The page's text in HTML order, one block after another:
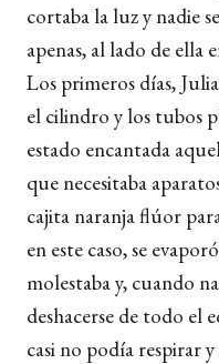
cortaba la luz y nadie
apenas, al lado de ella
Los primeros días,
el cilindro y los tubos
estado encantada
que necesitaba
cajita naranja flúor
en este caso, se
molestaba y, cuando
deshacerse de todo el
casi no podía respirar y